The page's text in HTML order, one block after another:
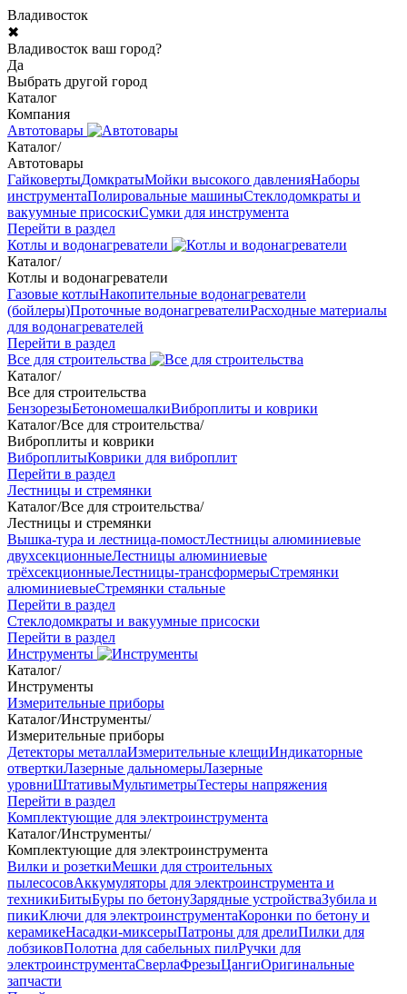
Владивосток
✖
Владивосток ваш город?
Да
Выбрать другой город
Каталог
Компания
Автотовары
Каталог/
Автотовары
ГайковертыДомкратыМойки высокого давленияНаборы
инструментаПолировальные машиныСтеклодомкраты и
вакуумные присоскиСумки для инструмента
Перейти в раздел
Котлы и водонагреватели
Каталог/
Котлы и водонагреватели
Газовые котлыНакопительные водонагреватели
(бойлеры)Проточные водонагревателиРасходные материалы
для водонагревателей
Перейти в раздел
Все для строительства
Каталог/
Все для строительства
БензорезыБетономешалкиВиброплиты и коврики
Каталог/Все для строительства/
Виброплиты и коврики
ВиброплитыКоврики для виброплит
Перейти в раздел
Лестницы и стремянки
Каталог/Все для строительства/
Лестницы и стремянки
Вышка-тура и лестница-помостЛестницы алюминиевые
двухсекционныеЛестницы алюминиевые
трёхсекционныеЛестницы-трансформерыСтремянки
алюминиевыеСтремянки стальные
Перейти в раздел
Стеклодомкраты и вакуумные присоски
Перейти в раздел
Инструменты
Каталог/
Инструменты
Измерительные приборы
Каталог/Инструменты/
Измерительные приборы
Детекторы металлаИзмерительные клещиИндикаторные
отверткиЛазерные дальномерыЛазерные
уровниШтативыМультиметрыТестеры напряжения
Перейти в раздел
Комплектующие для электроинструмента
Каталог/Инструменты/
Комплектующие для электроинструмента
Вилки и розеткиМешки для строительных
пылесосовАккумуляторы для электроинструмента и
техникиБитыБуры по бетонуЗарядные устройстваЗубила и
пикиКлючи для электроинструментаКоронки по бетону и
керамикеНасадки-миксерыПатроны для дрелиПилки для
лобзиковПолотна для сабельных пилРучки для
электроинструментаСверлаФрезыЦангиОригинальные
запчасти